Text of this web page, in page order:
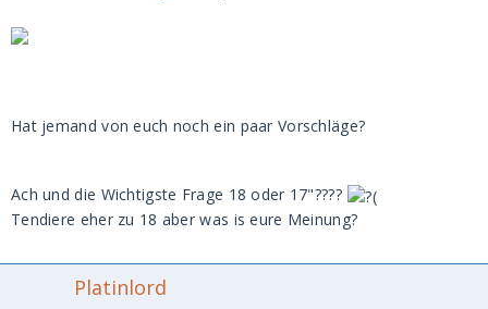
Hat jemand von euch noch ein paar Vorschläge?
Ach und die Wichtigste Frage 18 oder 17"????
Tendiere eher zu 18 aber was is eure Meinung?
Platinlord